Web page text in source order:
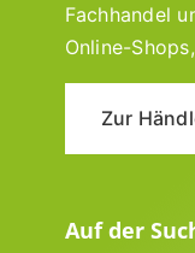
Fachhandel
Online-
Zur
Auf der